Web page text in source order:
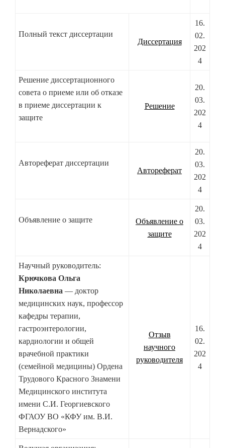
Полный текст диссертации
Диссертация
16.
02.
202
4
Решение диссертационного
совета о приеме или об отказе
в приеме диссертации к
защите
Решение
20.
03.
202
4
Автореферат диссертации
Автореферат
20.
03.
202
4
Объявление о защите
Объявление о
защите
20.
03.
202
4
Научный руководитель:
Крючкова Ольга
Николаевна — доктор
медицинских наук, профессор
кафедры терапии,
гастроэнтерологии,
кардиологии и общей
врачебной практики
(семейной медицины) Ордена
Трудового Красного Знамени
Медицинского института
имени С.И. Георгиевского
ФГАОУ ВО «КФУ им. В.И.
Вернадского»
Отзыв
научного
руководителя
16.
02.
202
4